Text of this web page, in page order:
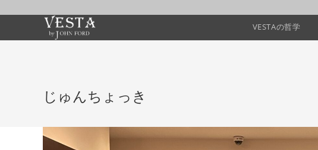
VESTAの哲学
じゅんちょっき